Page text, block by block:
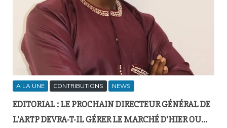
A LA UNE CONTRIBUTIONS NEWS
EDITORIAL : LE PROCHAIN DIRECTEUR GÉNÉRAL DE
L’ARTP DEVRA-T-IL GÉRER LE MARCHÉ D’HIER OU